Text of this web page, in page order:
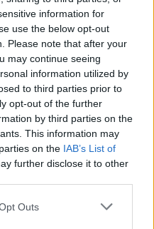
information for
use the below opt-out
Please note that after your
may continue seeing
information utilized by
to third parties prior to
opt-out of the further
by third parties on the
This information may
on the IAB’s List of
further disclose it to other
uses one or more Google
Outs